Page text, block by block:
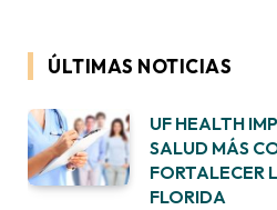
ÚLTIMAS NOTICIAS
UF HEALTH
SALUD MÁS
FORTALECER
FLORIDA